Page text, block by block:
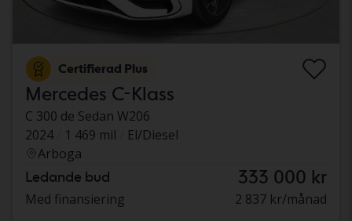
Certifierad Plus
Mercedes C-Klass
C 300 de Sedan W206
2024
1 469 mil
El/Diesel
Arboga
Ledande bud 333 000 kr
Med finansiering 2 837 kr/månad